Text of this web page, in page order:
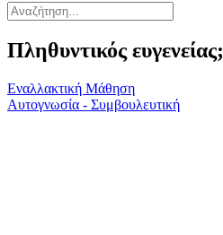
Πληθυντικός ευγενείας;
Εναλλακτική Μάθηση
Αυτογνωσία - Συμβουλευτική